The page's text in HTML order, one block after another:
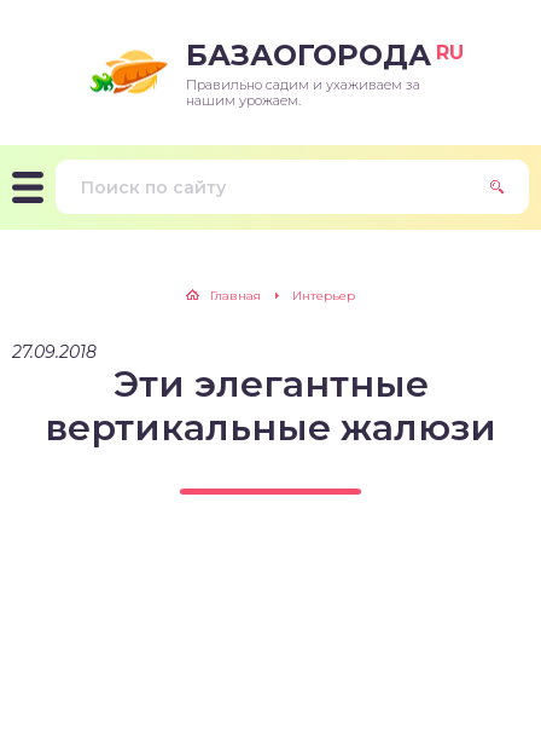
БАЗАОГОРОДА RU
Правильно садим и ухаживаем за
нашим урожаем.
Главная Интерьер
27.09.2018
Эти элегантные
вертикальные жалюзи